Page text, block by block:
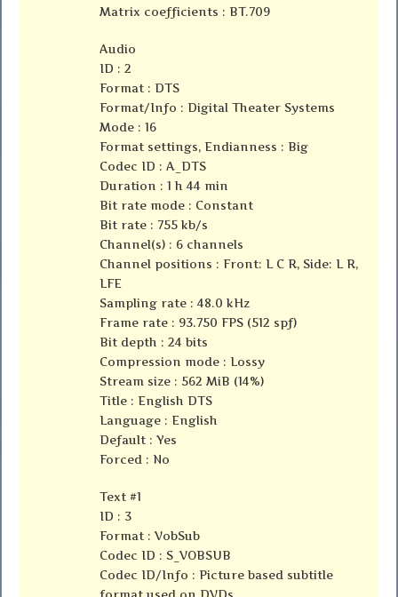
Matrix coefficients : BT.709
Audio
ID : 2
Format : DTS
Format/Info : Digital Theater Systems
Mode : 16
Format settings, Endianness : Big
Codec ID : A_DTS
Duration : 1 h 44 min
Bit rate mode : Constant
Bit rate : 755 kb/s
Channel(s) : 6 channels
Channel positions : Front: L C R, Side: L R,
LFE
Sampling rate : 48.0 kHz
Frame rate : 93.750 FPS (512 spf)
Bit depth : 24 bits
Compression mode : Lossy
Stream size : 562 MiB (14%)
Title : English DTS
Language : English
Default : Yes
Forced : No
Text #1
ID : 3
Format : VobSub
Codec ID : S_VOBSUB
Codec ID/Info : Picture based subtitle
format used on DVDs